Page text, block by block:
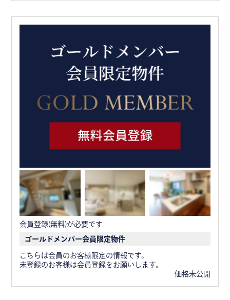
会員登録(無料)が必要です
ゴールドメンバー会員限定物件
こちらは会員のお客様限定の情報です。
未登録のお客様は会員登録をお願いします。
価格未公開